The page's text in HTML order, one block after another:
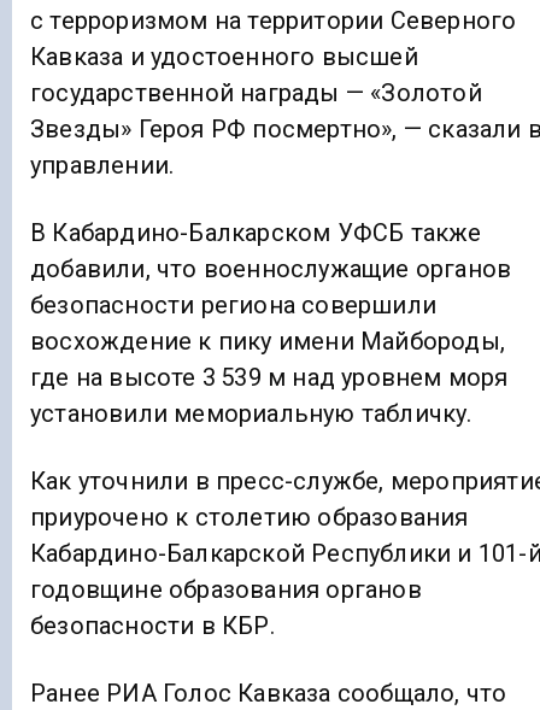
с терроризмом на территории Северного
Кавказа и удостоенного высшей
государственной награды — «Золотой
Звезды» Героя РФ посмертно», — сказали
управлении.
В Кабардино-Балкарском УФСБ также
добавили, что военнослужащие органов
безопасности региона совершили
восхождение к пику имени Майбороды,
где на высоте 3 539 м над уровнем моря
установили мемориальную табличку.
Как уточнили в пресс-службе,
приурочено к столетию образования
Кабардино-Балкарской Республики и 101-
годовщине образования органов
безопасности в КБР.
Ранее РИА Голос Кавказа сообщало, что